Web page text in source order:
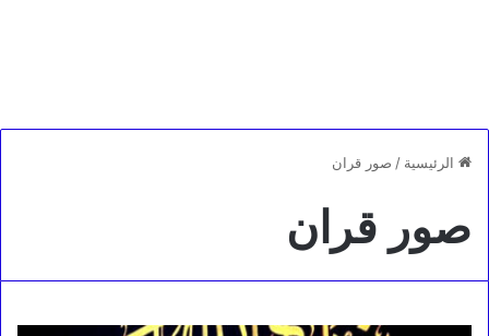
الرئيسية / صور قران
صور قران